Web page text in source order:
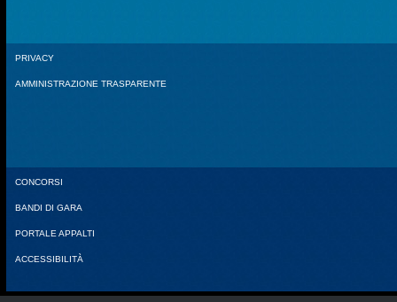
PRIVACY
AMMINISTRAZIONE TRASPARENTE
CONCORSI
BANDI DI GARA
PORTALE APPALTI
ACCESSIBILITÀ